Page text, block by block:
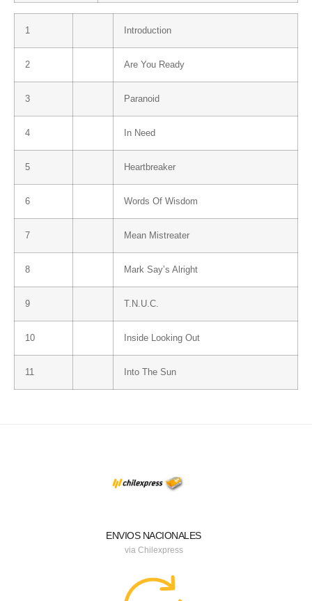
1 Introduction
2 Are You Ready
3 Paranoid
4 In Need
5 Heartbreaker
6 Words Of Wisdom
7 Mean Mistreater
8 Mark Say’s Alright
9 T.N.U.C.
10 Inside Looking Out
11 Into The Sun
ENVIOS NACIONALES
via Chilexpress